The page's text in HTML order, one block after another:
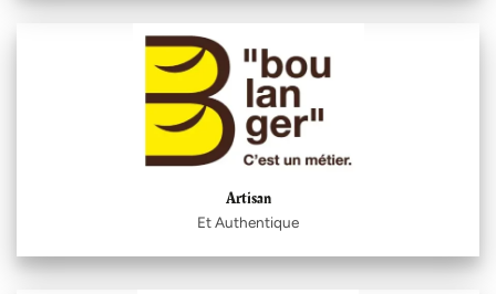
Artisan
Et Authentique